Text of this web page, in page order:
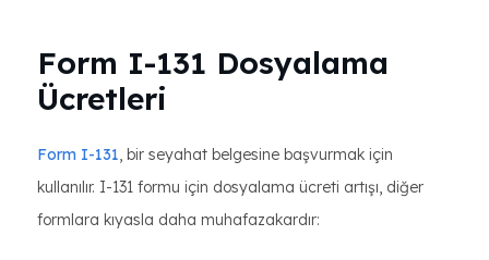
Form I-131 Dosyalama
Ücretleri
Form I-131, bir seyahat belgesine başvurmak için
kullanılır. I-131 formu için dosyalama ücreti artışı, diğer
formlara kıyasla daha muhafazakardır: